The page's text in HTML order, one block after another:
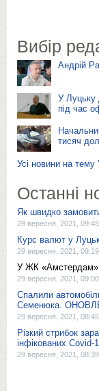
Вибір
Андрій
У Луцьку
під час
тисяч
Усі новини на тему
Останні
Як швидко
29 вересня, 2021, 09:48
Курс валют у
29 вересня, 2021, 09:19
У ЖК «Амстердам»
29 вересня, 2021, 09:00
Спалили
Семенюка.
29 вересня, 2021, 08:45
Різкий стрибок
інфікованих Covid-
29 вересня, 2021, 08:39